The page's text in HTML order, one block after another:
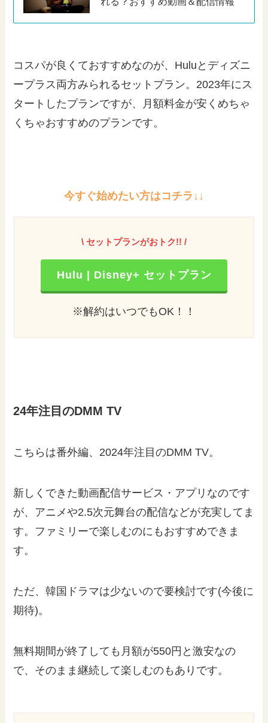
コスパが良くておすすめなのが、Huluとディズニ
ープラス両方みられるセットプラン。2023年にス
タートしたプランですが、月額料金が安くめちゃ
くちゃおすすめのプランです。
今すぐ始めたい方はコチラ↓↓
\ セットプランがおトク!! /
Hulu | Disney+ セットプラン
※解約はいつでもOK！！
24年注目のDMM TV
こちらは番外編、2024年注目のDMM TV。
新しくできた動画配信サービス・アプリなのです
が、アニメや2.5次元舞台の配信などが充実してま
す。ファミリーで楽しむのにもおすすめできま
す。
ただ、韓国ドラマは少ないので要検討です(今後に
期待)。
無料期間が終了しても月額が550円と激安なの
で、そのまま継続して楽しむのもありです。